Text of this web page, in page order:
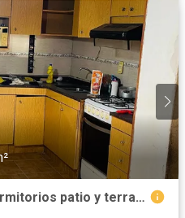
Casa de pasillo unico 2 dormitorios patio y terraza